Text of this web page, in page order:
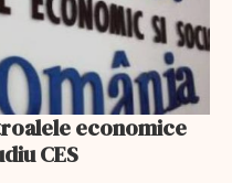
economice
CES